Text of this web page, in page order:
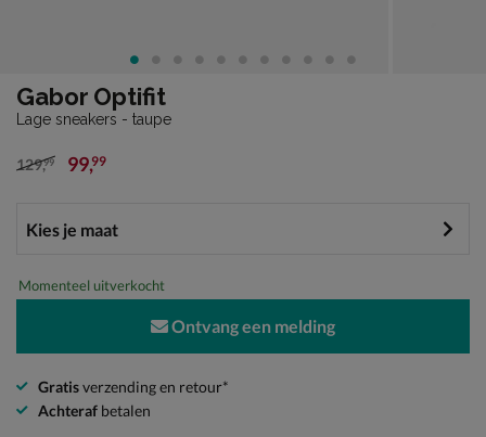
Gabor Optifit
Lage sneakers - taupe
van € 129,99 voor € 99,99
129,99 99,99
Momenteel uitverkocht
Ontvang een melding
Gratisverzending en retour*
Achteraf betalen